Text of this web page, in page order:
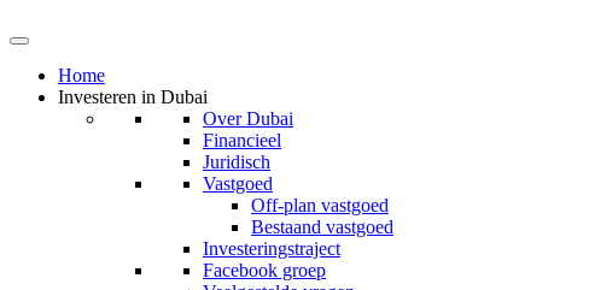
Home
Investeren in Dubai
Over Dubai
Financieel
Juridisch
Vastgoed
Off-plan vastgoed
Bestaand vastgoed
Investeringstraject
Facebook groep